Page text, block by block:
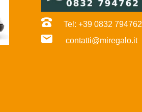
Tel: +39 0832 794762
contatti@miregalo.it